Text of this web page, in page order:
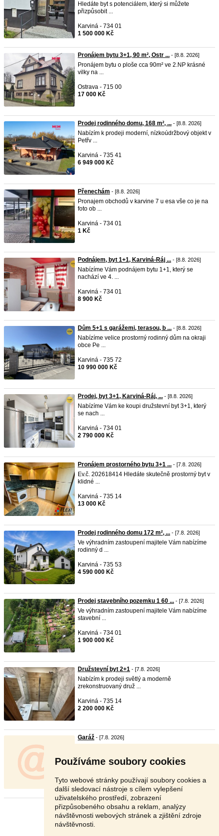
Používáme soubory cookies
Tyto webové stránky používají soubory cookies a
další sledovací nástroje s cílem vylepšení
uživatelského prostředí, zobrazení
přizpůsobeného obsahu a reklam, analýzy
návštěvnosti webových stránek a zjištění zdroje
návštěvnosti.
Hledáte byt s potenciálem, který si můžete
přizpůsobit ...
Karviná - 734 01
1 500 000 Kč
Pronájem bytu 3+1, 90 m², Ostr ... - [8.8. 2026]
Pronájem bytu o ploše cca 90m² ve 2.NP krásné
vilky na ...
Ostrava - 715 00
17 000 Kč
Prodej rodinného domu, 168 m², ... - [8.8. 2026]
Nabízím k prodeji moderní, nízkoúdržbový objekt v
Petřv ...
Karviná - 735 41
6 949 000 Kč
Přenechám - [8.8. 2026]
Pronajem obchodů v karvine 7 u esa vše co je na
foto ob ...
Karviná - 734 01
1 Kč
Podnájem, byt 1+1, Karviná-Ráj ... - [8.8. 2026]
Nabízíme Vám podnájem bytu 1+1, který se
nachází ve 4. ...
Karviná - 734 01
8 900 Kč
Dům 5+1 s garážemi, terasou, b ... - [8.8. 2026]
Nabízíme velice prostorný rodinný dům na okraji
obce Pe ...
Karviná - 735 72
10 990 000 Kč
Prodej, byt 3+1, Karviná-Ráj, ... - [8.8. 2026]
Nabízíme Vám ke koupi družstevní byt 3+1, který
se nach ...
Karviná - 734 01
2 790 000 Kč
Pronájem prostorného bytu 3+1 ... - [7.8. 2026]
Ev.č. 202618414 Hledáte skutečně prostorný byt v
klidné ...
Karviná - 735 14
13 000 Kč
Prodej rodinného domu 172 m², ... - [7.8. 2026]
Ve výhradním zastoupení majitele Vám nabízíme
rodinný d ...
Karviná - 735 53
4 590 000 Kč
Prodej stavebního pozemku 1 60 ... - [7.8. 2026]
Ve výhradním zastoupení majitele Vám nabízíme
stavební ...
Karviná - 734 01
1 900 000 Kč
Družstevní byt 2+1 - [7.8. 2026]
Nabízím k prodeji světlý a moderně
zrekonstruovaný druž ...
Karviná - 735 14
2 200 000 Kč
Garáž - [7.8. 2026]
Karviná - 735 14
Stránka: 1 2 3 Další